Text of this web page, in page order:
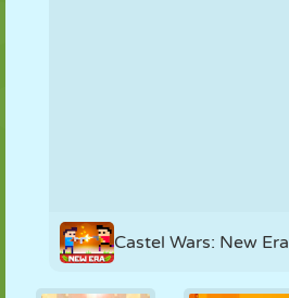
Castel Wars: New Era